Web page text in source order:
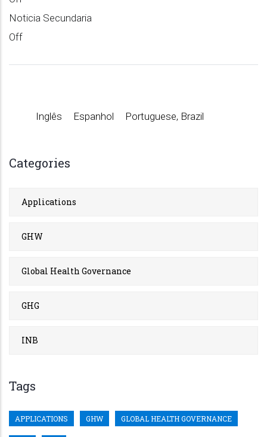
Noticia Secundaria
Off
Inglês Espanhol Portuguese, Brazil
Categories
Applications
GHW
Global Health Governance
GHG
INB
Tags
APPLICATIONS GHW GLOBAL HEALTH GOVERNANCE